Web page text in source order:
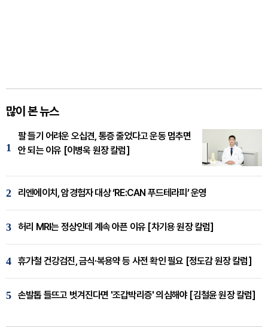
많이 본 뉴스
1
팔 들기 어려운 오십견, 통증 줄었다고 운동 멈추면
안 되는 이유 [이병욱 원장 칼럼]
2 리엔에이치, 암경험자 대상 ‘RE:CAN 푸드테라피’ 운영
3 허리 MRI는 정상인데 계속 아픈 이유 [차기용 원장 칼럼]
4 휴가철 건강검진, 금식·복용약 등 사전 확인 필요 [정도감 원장 칼럼]
5 손발톱 들뜨고 벗겨진다면 '조갑박리증' 의심해야 [김철윤 원장 칼럼]